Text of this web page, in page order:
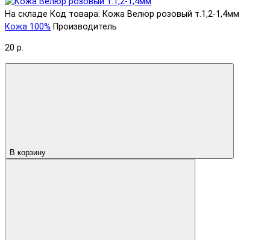
На складе Код товара: Кожа Велюр розовый т.1,2-1,4мм
Кожа 100% Производитель
20 р.
В корзину